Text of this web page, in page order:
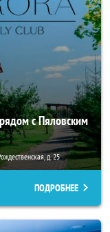
с Пяловским
д. 25
ПОДРОБНЕЕ